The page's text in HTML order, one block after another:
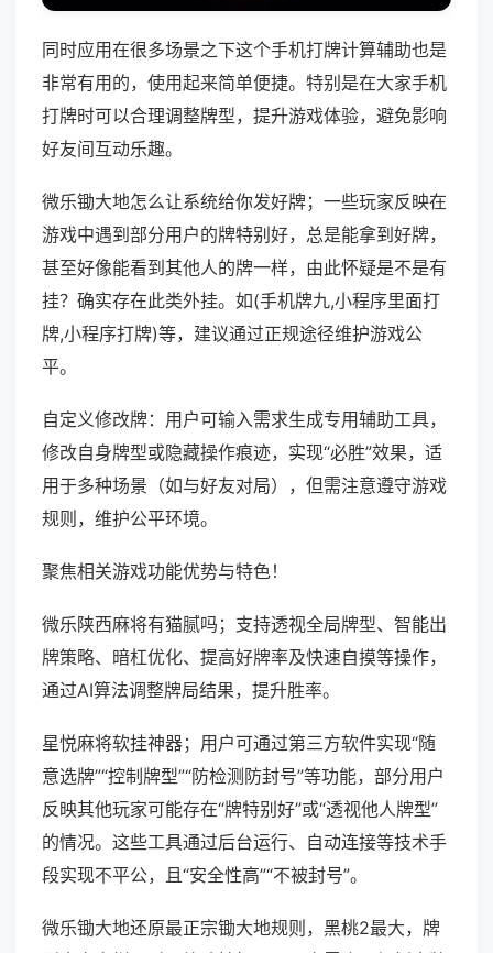
同时应用在很多场景之下这个手机打牌计算辅助也是
非常有用的，使用起来简单便捷。特别是在大家手机
打牌时可以合理调整牌型，提升游戏体验，避免影响
好友间互动乐趣。
微乐锄大地怎么让系统给你发好牌；一些玩家反映在
游戏中遇到部分用户的牌特别好，总是能拿到好牌，
甚至好像能看到其他人的牌一样，由此怀疑是不是有
挂？确实存在此类外挂。如(手机牌九,小程序里面打
牌,小程序打牌)等，建议通过正规途径维护游戏公
平。
自定义修改牌：用户可输入需求生成专用辅助工具，
修改自身牌型或隐藏操作痕迹，实现“必胜”效果，适
用于多种场景（如与好友对局），但需注意遵守游戏
规则，维护公平环境。
聚焦相关游戏功能优势与特色！
微乐陕西麻将有猫腻吗；支持透视全局牌型、智能出
牌策略、暗杠优化、提高好牌率及快速自摸等操作，
通过AI算法调整牌局结果，提升胜率。
星悦麻将软挂神器；用户可通过第三方软件实现“随
意选牌”“控制牌型”“防检测防封号”等功能，部分用户
反映其他玩家可能存在“牌特别好”或“透视他人牌型”
的情况。这些工具通过后台运行、自动连接等技术手
段实现不平公，且“安全性高”“不被封号”。
微乐锄大地还原最正宗锄大地规则，黑桃2最大，牌